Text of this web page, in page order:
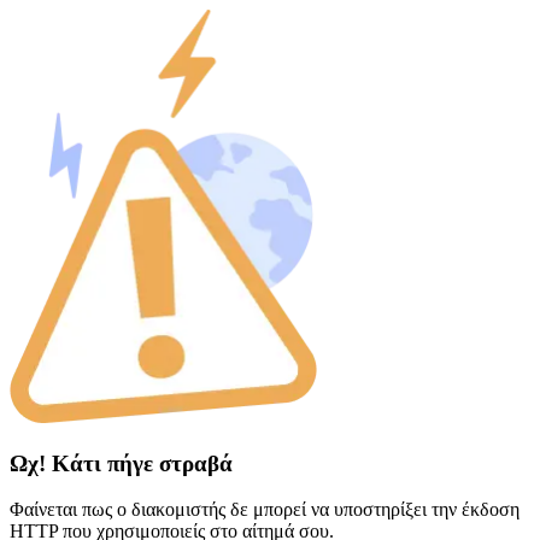
Ωχ! Κάτι πήγε στραβά
Φαίνεται πως ο διακομιστής δε μπορεί να υποστηρίξει την έκδοση
HTTP που χρησιμοποιείς στο αίτημά σου.